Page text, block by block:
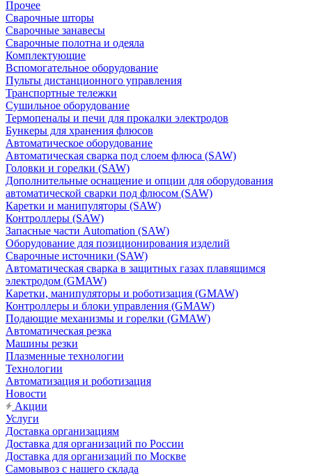
Прочее
Сварочные шторы
Сварочные занавесы
Сварочные полотна и одеяла
Комплектующие
Вспомогательное оборудование
Пульты дистанционного управления
Транспортные тележки
Сушильное оборудование
Термопеналы и печи для прокалки электродов
Бункеры для хранения флюсов
Автоматическое оборудование
Автоматическая сварка под слоем флюса (SAW)
Головки и горелки (SAW)
Дополнительные оснащение и опции для оборудования
автоматической сварки под флюсом (SAW)
Каретки и манипуляторы (SAW)
Контроллеры (SAW)
Запасные части Automation (SAW)
Оборудование для позиционирования изделий
Сварочные источники (SAW)
Автоматическая сварка в защитных газах плавящимся
электродом (GMAW)
Каретки, манипуляторы и роботизация (GMAW)
Контроллеры и блоки управления (GMAW)
Подающие механизмы и горелки (GMAW)
Автоматическая резка
Машины резки
Плазменные технологии
Технологии
Автоматизация и роботизация
Новости
Акции
Услуги
Доставка организациям
Доставка для организаций по России
Доставка для организаций по Москве
Самовывоз с нашего склада